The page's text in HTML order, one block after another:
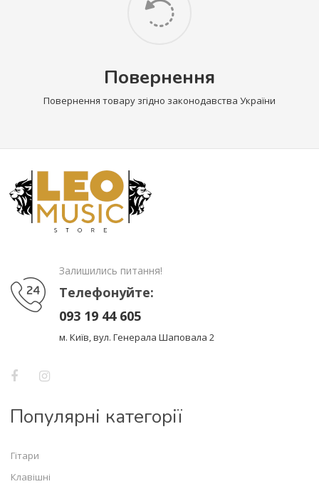
Повернення
Повернення товару згідно законодавства України
Залишились питання!
Телефонуйте:
093 19 44 605
м. Київ, вул. Генерала Шаповала 2
Популярні категорії
Гітари
Клавішні